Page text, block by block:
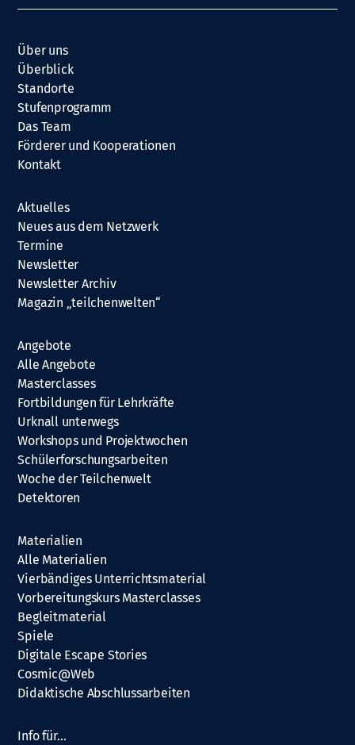
Über uns
Überblick
Standorte
Stufenprogramm
Das Team
Förderer und Kooperationen
Kontakt
Aktuelles
Neues aus dem Netzwerk
Termine
Newsletter
Newsletter Archiv
Magazin „teilchenwelten“
Angebote
Alle Angebote
Masterclasses
Fortbildungen für Lehrkräfte
Urknall unterwegs
Workshops und Projektwochen
Schülerforschungsarbeiten
Woche der Teilchenwelt
Detektoren
Materialien
Alle Materialien
Vierbändiges Unterrichtsmaterial
Vorbereitungskurs Masterclasses
Begleitmaterial
Spiele
Digitale Escape Stories
Cosmic@Web
Didaktische Abschlussarbeiten
Info für…